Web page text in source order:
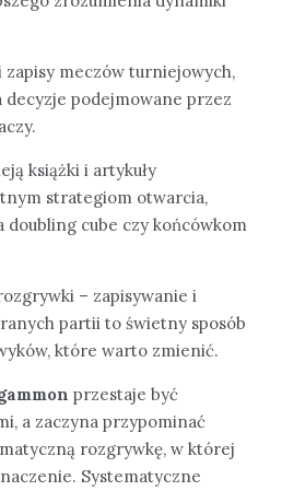
zapisy meczów turniejowych,
decyzje podejmowane przez
książki i artykuły
strategiom otwarcia,
doubling cube czy końcówkom
– zapisywanie i
partii to świetny sposób
które warto zmienić.
przestaje być
a zaczyna przypominać
rozgrywkę, w której
Systematyczne